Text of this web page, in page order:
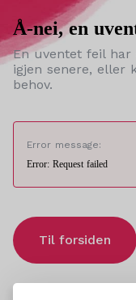
Å-nei, en
En uventet feil har
igjen senere, eller
behov.
Error message:
Error: Request failed
Til forsiden